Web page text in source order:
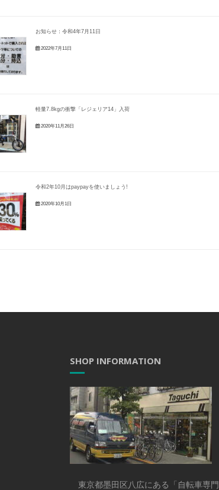
お知らせ：令和4年7月11日
2022年7月11日
軽量7.8kgの衝撃「レジェリア14」入荷
2020年11月26日
令和2年10月はpaypayを使いましょう!
2020年10月1日
SHOP INFORMATION
東京都墨田区八広にある「自転車専門